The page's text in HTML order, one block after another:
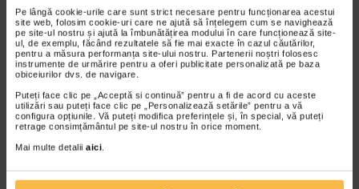
Pe lângă cookie-urile care sunt strict necesare pentru funcționarea acestui
site web, folosim cookie-uri care ne ajută să înțelegem cum se navighează
pe site-ul nostru și ajută la îmbunătățirea modului în care funcționează site-
ul, de exemplu, făcând rezultatele să fie mai exacte în cazul căutărilor,
pentru a măsura performanța site-ului nostru. Partenerii noștri folosesc
instrumente de urmărire pentru a oferi publicitate personalizată pe baza
obiceiurilor dvs. de navigare.
Puteți face clic pe „Acceptă si continuă” pentru a fi de acord cu aceste
utilizări sau puteți face clic pe „Personalizează setările” pentru a vă
configura opțiunile. Vă puteți modifica preferințele și, în special, vă puteți
retrage consimțământul pe site-ul nostru în orice moment.
Mai multe detalii aici.
Plătești 2, primești 3